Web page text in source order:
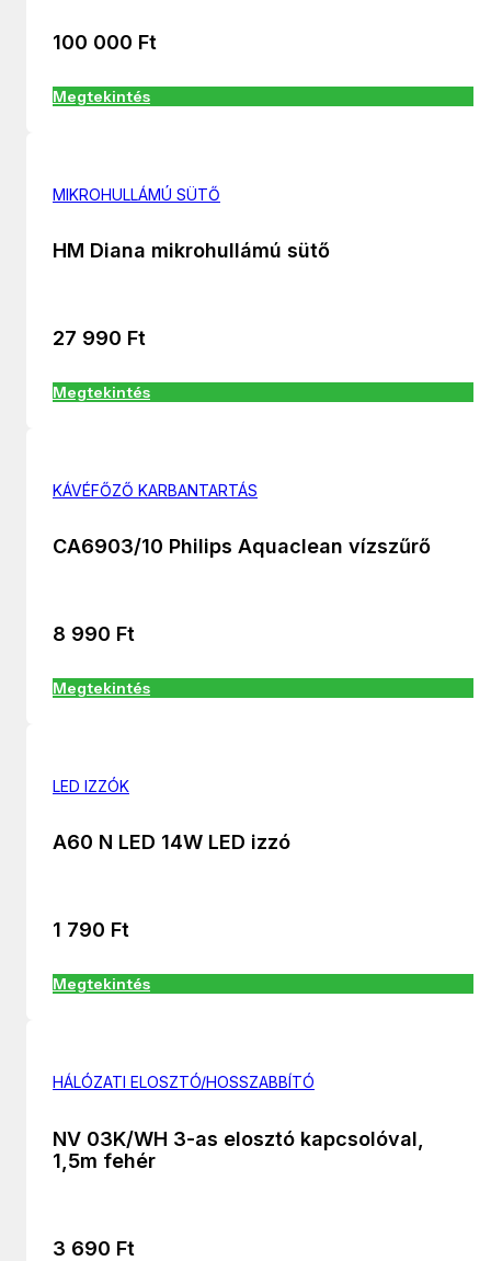
100 000 Ft
Megtekintés
MIKROHULLÁMÚ SÜTŐ
HM Diana mikrohullámú sütő
27 990 Ft
Megtekintés
KÁVÉFŐZŐ KARBANTARTÁS
CA6903/10 Philips Aquaclean vízszűrő
8 990 Ft
Megtekintés
LED IZZÓK
A60 N LED 14W LED izzó
1 790 Ft
Megtekintés
HÁLÓZATI ELOSZTÓ/HOSSZABBÍTÓ
NV 03K/WH 3-as elosztó kapcsolóval,
1,5m fehér
3 690 Ft